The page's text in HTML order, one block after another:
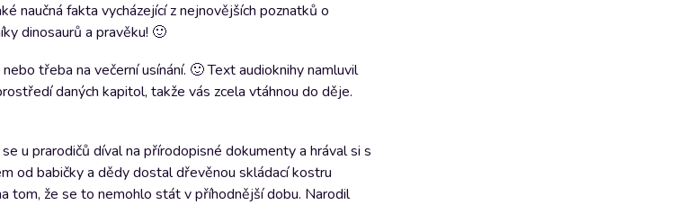
naučná fakta vycházející z nejnovějších poznatků o
dinosaurů a pravěku! 🙂
třeba na večerní usínání. 🙂 Text audioknihy namluvil
daných kapitol, takže vás zcela vtáhnou do děje.
u prarodičů díval na přírodopisné dokumenty a hrával si s
od babičky a dědy dostal dřevěnou skládací kostru
tom, že se to nemohlo stát v příhodnější dobu. Narodil